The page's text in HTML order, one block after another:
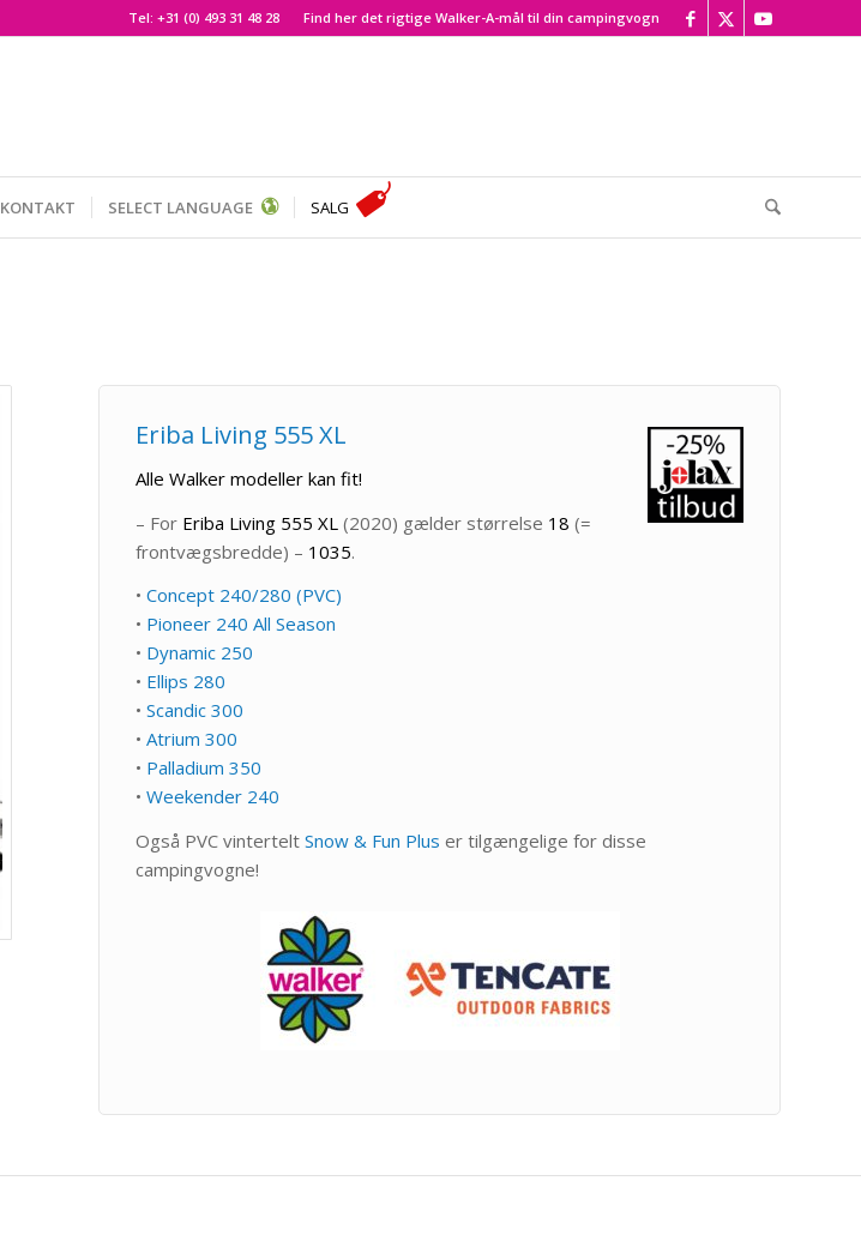
Find her det rigtige Walker-A-mål til din campingvogn
Tel: +31 (0) 493 31 48 28
KONTAKT SELECT LANGUAGE SALG
Eriba Living 555 XL
Alle Walker modeller kan fit!
– For Eriba Living 555 XL (2020) gælder størrelse 18 (=
frontvægsbredde) – 1035.
•Concept 240/280 (PVC)
• Pioneer 240 All Season
• Dynamic 250
• Ellips 280
•Scandic 300
•Atrium 300
• Palladium 350
•Weekender 240
Også PVC vinterteltSnow & Fun Plus er tilgængelige for disse
campingvogne!